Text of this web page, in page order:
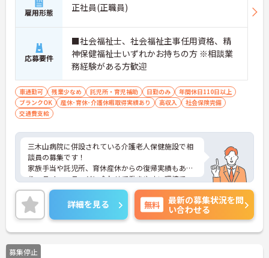
雇用形態 正社員(正職員)
応募要件
■社会福祉士、社会福祉主事任用資格、精
神保健福祉士いずれかお持ちの方 ※相談業
務経験がある方歓迎
車通勤可 残業少なめ 託児所・育児補助 日勤のみ
年間休日110日以上
ブランクOK
産休･育休･介護休暇取得実績あり 高収入
社会保険完備
交通費支給
三木山病院に併設されている介護老人保健施設で相
談員の募集です！
家族手当や託児所、育休産休からの復帰実績もあ
り、ライフステージに合わせて働きやすい環境で
す。
ご興味のある方には、面接対策ポイントなど、さら
に詳細をお話しいたしますので、お気軽にご相談く
ださい。
詳細を見る 無料
最新の募集状況を問
い合わせる
募集停止